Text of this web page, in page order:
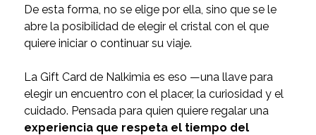
De esta forma, no se elige por ella, sino que se le
abre la posibilidad de elegir el cristal con el que
quiere iniciar o continuar su viaje.
La Gift Card de Nalkimia es eso —una llave para
elegir un encuentro con el placer, la curiosidad y el
cuidado. Pensada para quien quiere regalar una
experiencia que respeta el tiempo del